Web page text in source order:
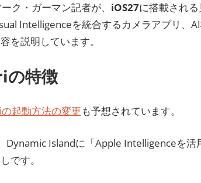
ク・ガーマン記者が、 iOS27に搭載され
Intelligenceを統合するカメラアプリ、
を説明しています。
の特徴
起動方法の変更も予想されています。
Dynamic Islandに「Apple Intelligenceを
です。